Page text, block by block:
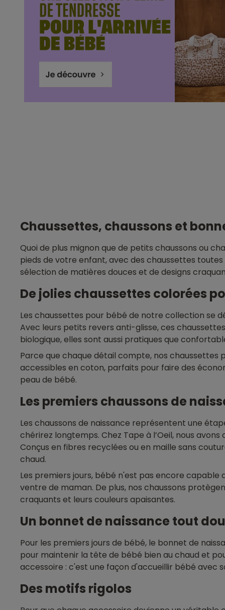
Chaussettes, chaussons et
Quoi de plus mignon que de petits chaussons ou
pieds de votre enfant, avec des chaussettes
sélection de matières douces et de designs
De jolies chaussettes colorées
Les chaussettes pour bébé de notre collection se
Avec leurs petits revers anti-glisse, ces
biologique, elles sont aussi pratiques que
Parce que chaque détail compte, nos
accessibles en coton, parfaits pour faire des
peau de bébé.
Les premiers chaussons de
Les chaussons de naissance représentent une
chérirez longtemps. Chez Tape à l’Oeil, nous
Conçus en fibres recyclées ou en maille sans
chaud.
Les premiers jours, bébé n'est pas encore
ventre de maman. De plus, nos chaussons
craquants et leurs couleurs apaisantes.
Un bonnet de naissance tout
Pour les premiers jours de bébé, le bonnet de
pour maintenir la tête de bébé bien au chaud et
accessoire : c'est une façon d'accueillir bébé avec
Des motifs rigolos